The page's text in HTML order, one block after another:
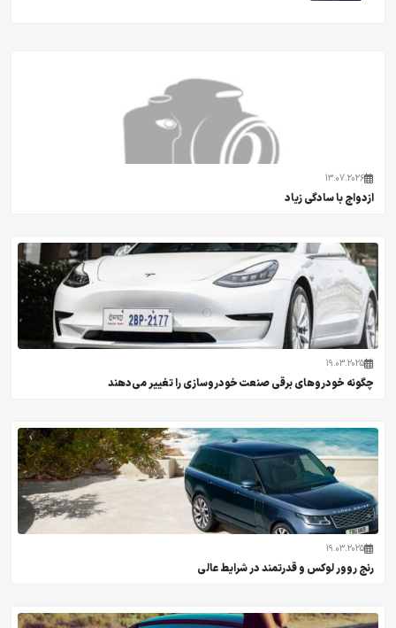
13.07.2026
ازدواج با سادگی زیاد
19.03.2025
چگونه خودروهای برقی صنعت خودروسازی را تغییر می‌دهند
19.03.2025
رنج روور لوکس و قدرتمند در شرایط عالی